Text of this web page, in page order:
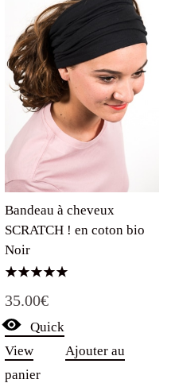
Bandeau à cheveux
SCRATCH ! en coton bio
Noir
5.00
sur 5
35.00€
Quick
View
Ajouter au
panier